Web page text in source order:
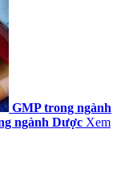
GMP trong ngành
ngành Dược Xem